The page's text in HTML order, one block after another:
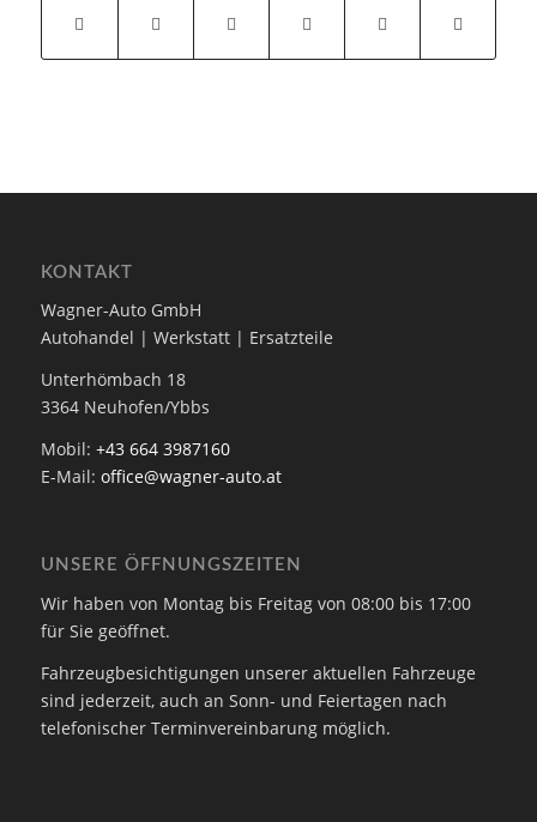
KONTAKT
Wagner-Auto GmbH
Autohandel | Werkstatt | Ersatzteile
Unterhömbach 18
3364 Neuhofen/Ybbs
Mobil: +43 664 3987160
E-Mail: office@wagner-auto.at
UNSERE ÖFFNUNGSZEITEN
Wir haben von Montag bis Freitag von 08:00 bis 17:00
für Sie geöffnet.
Fahrzeugbesichtigungen unserer aktuellen Fahrzeuge
sind jederzeit, auch an Sonn- und Feiertagen nach
telefonischer Terminvereinbarung möglich.